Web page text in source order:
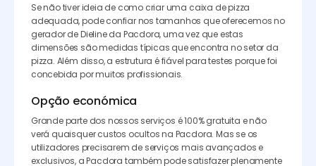
Se não tiver ideia de como criar uma caixa de pizza
adequada, pode confiar nos tamanhos que oferecemos no
gerador de Dieline da Pacdora, uma vez que estas
dimensões são medidas típicas que encontra no setor da
pizza. Além disso, a estrutura é fiável para testes porque foi
concebida por muitos profissionais.
Opção económica
Grande parte dos nossos serviços é 100% gratuita e não
verá quaisquer custos ocultos na Pacdora. Mas se os
utilizadores precisarem de serviços mais avançados e
exclusivos, a Pacdora também pode satisfazer plenamente